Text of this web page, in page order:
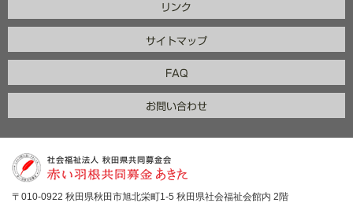
〒010-0922 秋田県秋田市旭北栄町1-5 秋田県社会福祉会館内 2階